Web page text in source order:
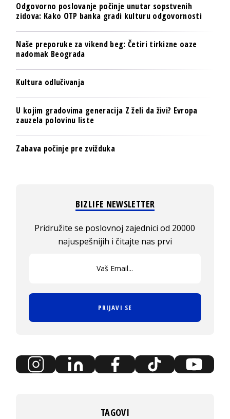
Odgovorno poslovanje počinje unutar sopstvenih
zidova: Kako OTP banka gradi kulturu odgovornosti
Naše preporuke za vikend beg: Četiri tirkizne oaze
nadomak Beograda
Kultura odlučivanja
U kojim gradovima generacija Z želi da živi? Evropa
zauzela polovinu liste
Zabava počinje pre zvižduka
BIZLIFE NEWSLETTER
Pridružite se poslovnoj zajednici od 20000
najuspešnijih i čitajte nas prvi
PRIJAVI SE
TAGOVI